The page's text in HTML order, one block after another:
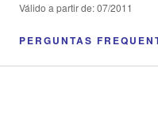
Válido a partir de: 07/2011
PERGUNTAS